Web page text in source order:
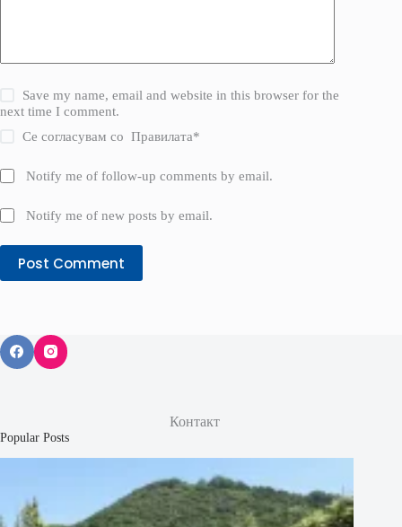
Save my name, email and website in this browser for the
next time I comment.
Се согласувам соПравилата*
Notify me of follow-up comments by email.
Notify me of new posts by email.
Post Comment
Контакт
Popular Posts